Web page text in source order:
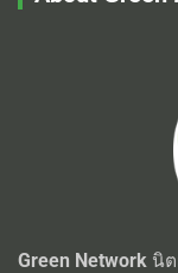
Green Network นิต